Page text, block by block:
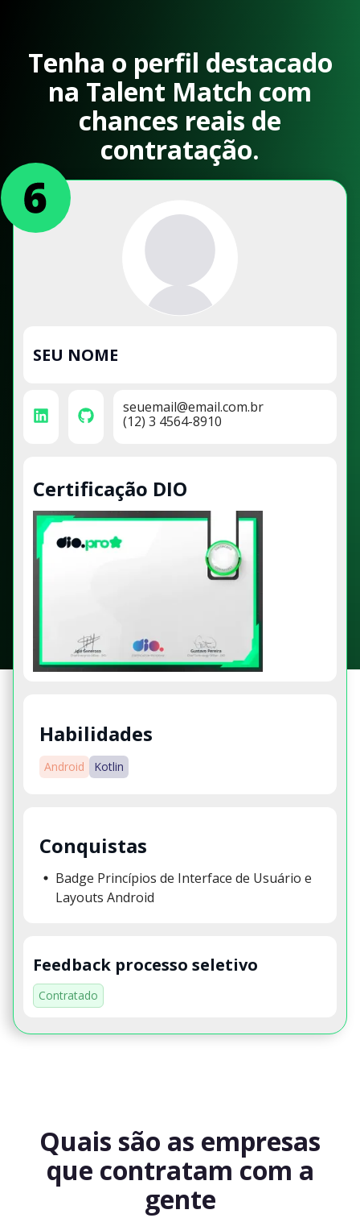
Tenha o perfil destacado
na Talent Match com
chances reais de
contratação.
SEU NOME
seuemail@email.com.br
(12) 3 4564-8910
Certificação DIO
Habilidades
Android Kotlin
Conquistas
Badge Princípios de Interface de Usuário e
Layouts Android
Feedback processo seletivo
Contratado
Quais são as empresas
que contratam com a
gente